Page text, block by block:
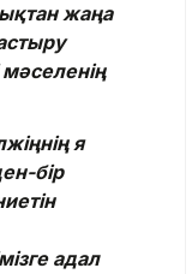
жаңа
мәселенің
я
бір
адал